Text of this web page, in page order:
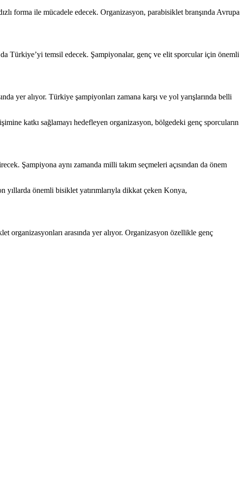
forma ile mücadele edecek. Organizasyon, parabisiklet branşında Avrupa
Türkiye’yi temsil edecek. Şampiyonalar, genç ve elit sporcular için önemli
yer alıyor. Türkiye şampiyonları zamana karşı ve yol yarışlarında belli
katkı sağlamayı hedefleyen organizasyon, bölgedeki genç sporcuların
Şampiyona aynı zamanda milli takım seçmeleri açısından da önem
yıllarda önemli bisiklet yatırımlarıyla dikkat çeken Konya,
organizasyonları arasında yer alıyor. Organizasyon özellikle genç